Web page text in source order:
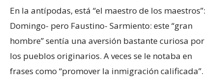
En la antípodas, está “el maestro de los maestros”:
Domingo- pero Faustino- Sarmiento: este “gran
hombre” sentía una aversión bastante curiosa por
los pueblos originarios. A veces se le notaba en
frases como “promover la inmigración calificada”.